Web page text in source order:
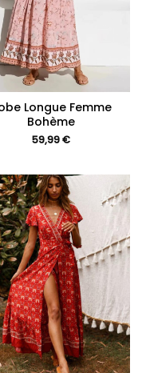
Longue Femme
Bohème
59,99€